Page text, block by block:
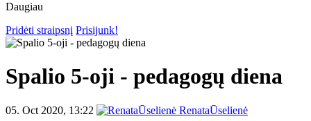
Daugiau
Pridėti straipsnį Prisijunk!
Spalio 5-oji - pedagogų diena
05. Oct 2020, 13:22
RenataŪselienė